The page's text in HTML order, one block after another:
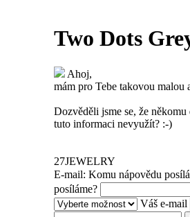
Two Dots
Ahoj,
mám pro Tebe takovou malou
Dozvěděli jsme se, že
tuto informaci nevyužít? :-)
27JEWELRY
E-mail: Komu nápovědu
posíláme?
Váš e-mail